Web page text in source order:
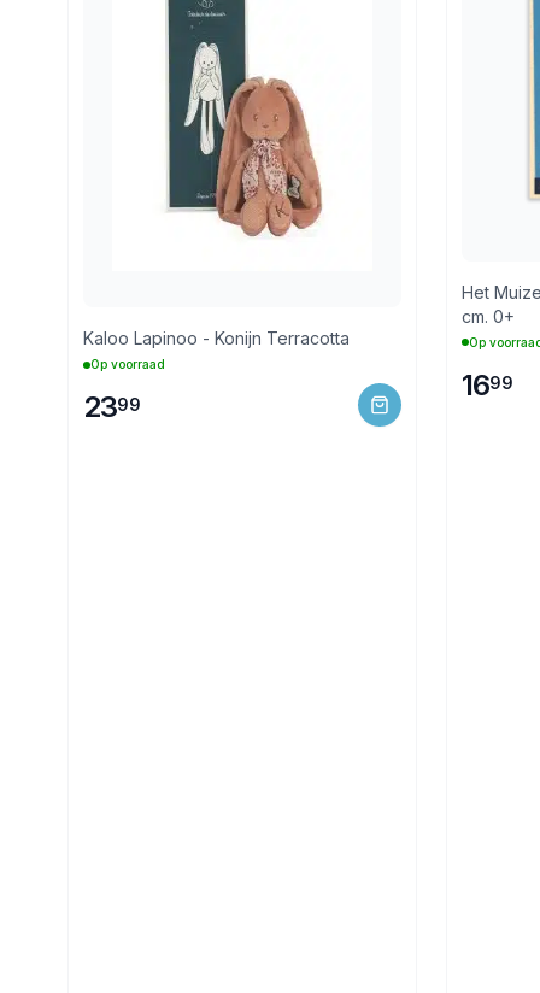
Kaloo Lapinoo - Konijn Terracotta
Op voorraad
2399
Het
cm. 0+
Op
1699